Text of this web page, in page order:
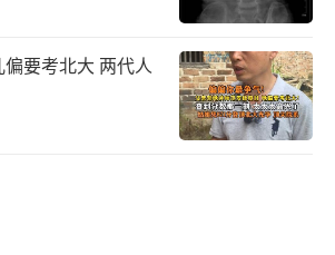
要考北大 两代人